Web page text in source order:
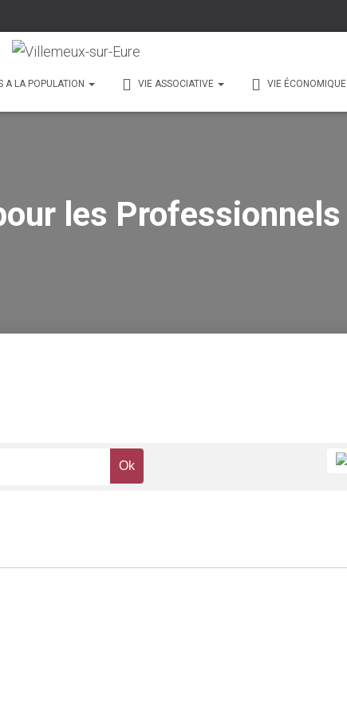
A LA POPULATION VIE ASSOCIATIVE VIE ÉCONOMIQUE
les Professionnels